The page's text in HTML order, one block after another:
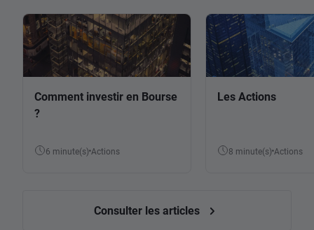
Comment investir en Bourse
?
6 minute(s) Actions
Les Actions
8 minute(s) Actions
Consulter les articles